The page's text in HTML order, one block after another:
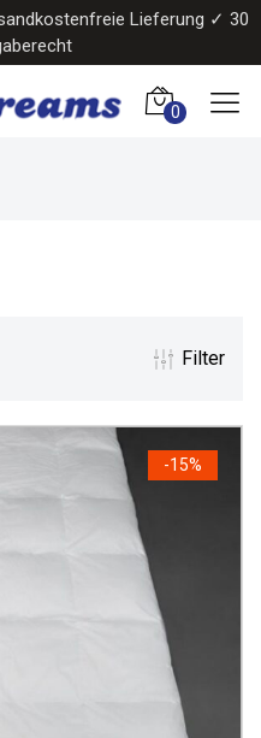
Lieferung ✓ 30
0
Filter
-15%